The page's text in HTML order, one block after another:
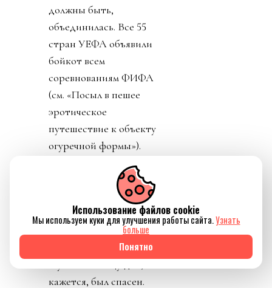
должны быть,
объединилась. Все 55
стран УЕФА объявили
бойкот всем
соревнованиям ФИФА
(см. «Посыл в пешее
эротическое
путешествие к объекту
огуречной формы»).
Чуть позже 41 из 41
федераций КОНКАКАФ
единогласно отвергли
саму мысль
приватизации футбола
и сам план ФИФА.
кажется, был спасен.
Использование файлов cookie
Мы используем куки для улучшения работы сайта.Узнать
больше
Понятно